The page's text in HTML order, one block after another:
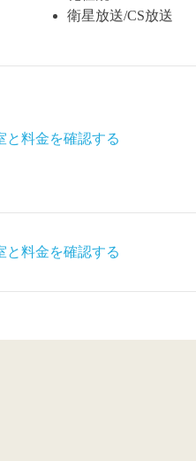
衛星放送/CS放送
と料金を確認する
と料金を確認する